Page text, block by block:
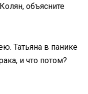
объясните
Татьяна в панике
и что потом?